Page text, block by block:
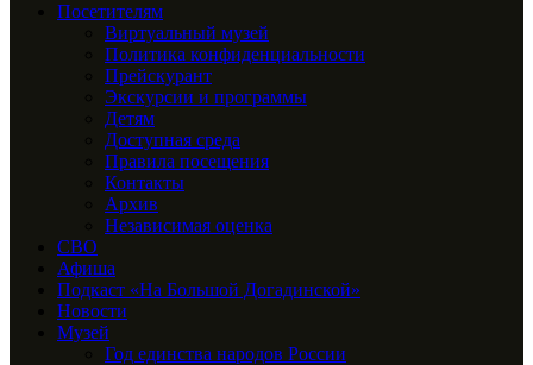
Посетителям
Виртуальный музей
Политика конфиденциальности
Прейскурант
Экскурсии и программы
Детям
Доступная среда
Правила посещения
Контакты
Архив
Независимая оценка
СВО
Афиша
Подкаст «На Большой Догадинской»
Новости
Музей
Год единства народов России